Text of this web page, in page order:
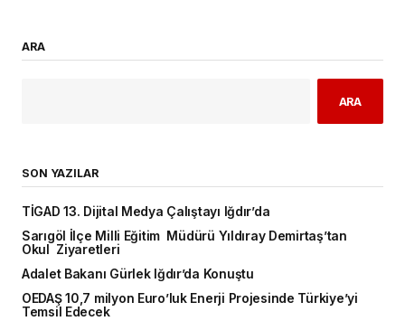
ARA
ARA
SON YAZILAR
TİGAD 13. Dijital Medya Çalıştayı Iğdır’da
Sarıgöl İlçe Milli Eğitim Müdürü Yıldıray Demirtaş’tan
Okul Ziyaretleri
Adalet Bakanı Gürlek Iğdır’da Konuştu
OEDAŞ 10,7 milyon Euro’luk Enerji Projesinde Türkiye’yi
Temsil Edecek